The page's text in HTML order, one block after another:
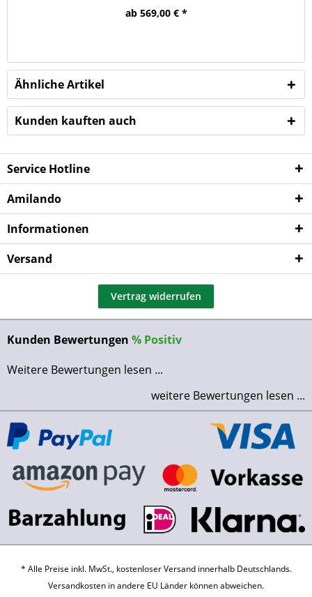
ab 569,00 € *
Ähnliche Artikel
Kunden kauften auch
Service Hotline
Amilando
Informationen
Versand
Vertrag widerrufen
Kunden Bewertungen % Positiv
Weitere Bewertungen lesen ...
weitere Bewertungen lesen ...
* Alle Preise inkl. MwSt., kostenloser Versand innerhalb Deutschlands.
Versandkosten in andere EU Länder können abweichen.